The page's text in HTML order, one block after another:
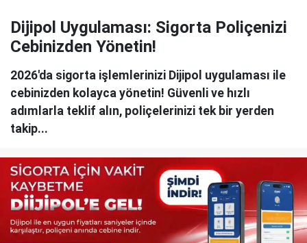
Dijipol Uygulaması: Sigorta Poliçenizi
Cebinizden Yönetin!
2026'da sigorta işlemlerinizi Dijipol uygulaması ile
cebinizden kolayca yönetin! Güvenli ve hızlı
adımlarla teklif alın, poliçelerinizi tek bir yerden
takip...